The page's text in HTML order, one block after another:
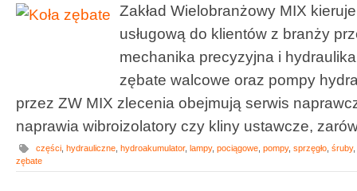
Zakład Wielobranżowy MIX
usługową do klientów z branży
mechanika precyzyjna i hydraulika
zębate walcowe oraz pompy
przez ZW MIX zlecenia obejmują serwis
naprawia wibroizolatory czy kliny ustawcze,
części hydrauliczne hydroakumulator, lampy, pociągowe pompy, sprzęgło śruby,
zębate